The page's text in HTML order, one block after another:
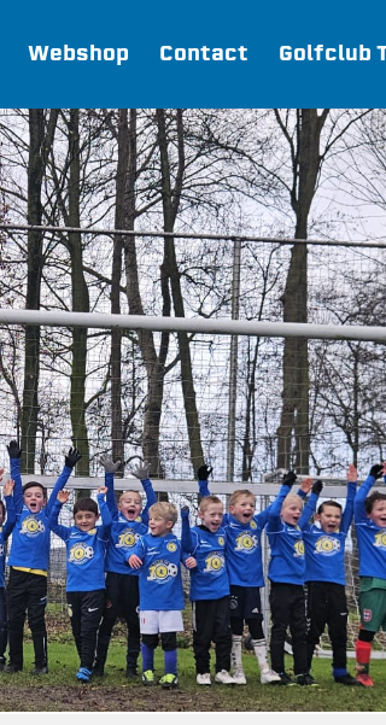
Webshop Contact Golfclub
Webshop
Join FC Lisse
Aanmelden voor proeftraining
Lid worden van FC Lisse
Word vrijwilliger
De Club van 100
Uitschrijven
Teams
FC Lisse 1
FC Lisse 2
Toegangs- en seizoenskaarten
Heren- en jongensvoetbal
Vrouwen 1
Vrouwen- en meidenvoetbal
7 tegen 7 Voetbal (35+)